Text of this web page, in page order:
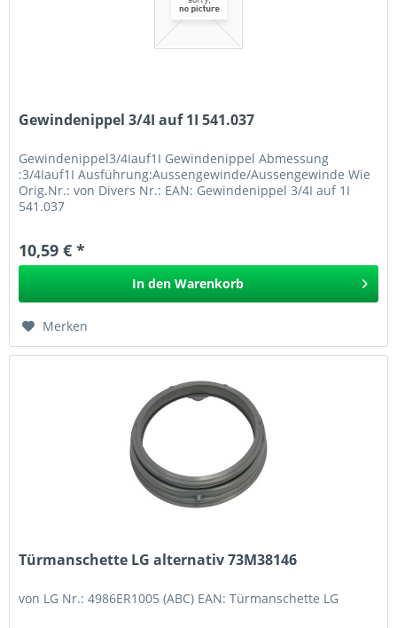
Gewindenippel 3/4I auf 1I 541.037
Gewindenippel3/4Iauf1I Gewindenippel Abmessung
:3/4Iauf1I Ausführung:Aussengewinde/Aussengewinde Wie
Orig.Nr.: von Divers Nr.: EAN: Gewindenippel 3/4I auf 1I
541.037
10,59 € *
In den Warenkorb
Merken
Türmanschette LG alternativ 73M38146
von LG Nr.: 4986ER1005 (ABC) EAN: Türmanschette LG